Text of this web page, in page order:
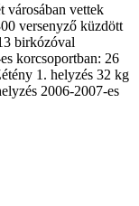
városában vettek
versenyző küzdött
birkózóval
korcsoportban: 26
1. helyzés 32 kg
2006-2007-es